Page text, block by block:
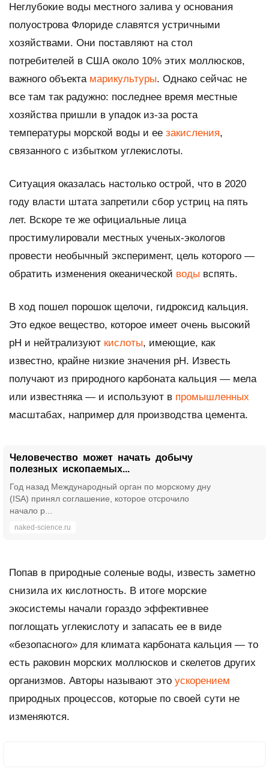
Неглубокие воды местного залива у основания
полуострова Флориде славятся устричными
хозяйствами. Они поставляют на стол
потребителей в США около 10% этих моллюсков,
важного объекта марикультуры. Однако сейчас не
все там так радужно: последнее время местные
хозяйства пришли в упадок из-за роста
температуры морской воды и ее закисления,
связанного с избытком углекислоты.
Ситуация оказалась настолько острой, что в 2020
году власти штата запретили сбор устриц на пять
лет. Вскоре те же официальные лица
простимулировали местных ученых-экологов
провести необычный эксперимент, цель которого —
обратить изменения океанической воды вспять.
В ход пошел порошок щелочи, гидроксид кальция.
Это едкое вещество, которое имеет очень высокий
pH и нейтрализуют кислоты, имеющие, как
известно, крайне низкие значения pH. Известь
получают из природного карбоната кальция — мела
или известняка — и используют в промышленных
масштабах, например для производства цемента.
Человечество может начать добычу
полезных ископаемых...
Год назад Международный орган по морскому дну
(ISA) принял соглашение, которое отсрочило
начало р...
naked-science.ru
Попав в природные соленые воды, известь заметно
снизила их кислотность. В итоге морские
экосистемы начали гораздо эффективнее
поглощать углекислоту и запасать ее в виде
«безопасного» для климата карбоната кальция — то
есть раковин морских моллюсков и скелетов других
организмов. Авторы называют это ускорением
природных процессов, которые по своей сути не
изменяются.